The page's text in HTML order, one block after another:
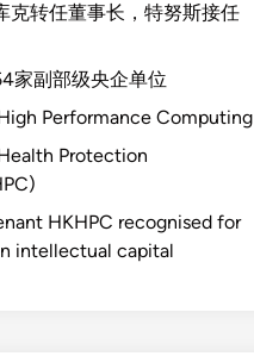
克转任董事长，特努斯接任
家副部级央企单位
Performance Computing
Protection
HKHPC recognised for
intellectual capital